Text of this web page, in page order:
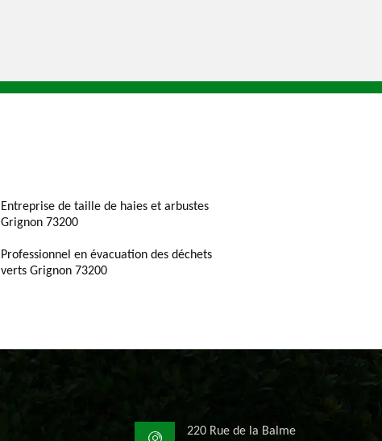
Entreprise de taille de haies et arbustes
Grignon 73200
Professionnel en évacuation des déchets
verts Grignon 73200
220 Rue de la Balme